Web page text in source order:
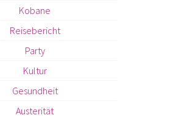
Kobane
Reisebericht
Party
Kultur
Gesundheit
Austerität